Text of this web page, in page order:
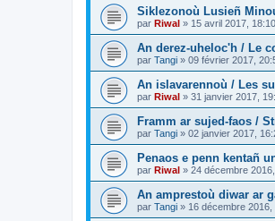
Siklezonoù Lusieñ
par Riwal » 15 avril 2017, 18:10
An derez-uheloc'h / Le
par Tangi » 09 février 2017,
An islavarennoù / Les
par Riwal » 31 janvier 2017,
Framm ar sujed-faos /
par Tangi » 02 janvier 2017,
Penaos e penn kentañ
par Riwal » 24 décembre
An amprestoù diwar ar
par Tangi » 16 décembre 2016,